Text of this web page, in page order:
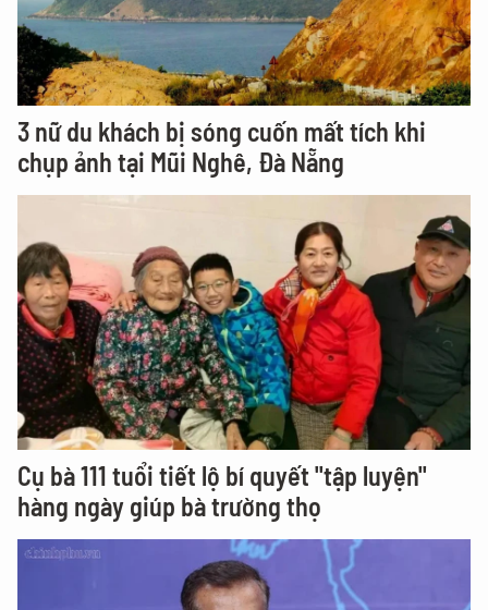
3 nữ du khách bị sóng cuốn mất tích khi
chụp ảnh tại Mũi Nghê, Đà Nẵng
Cụ bà 111 tuổi tiết lộ bí quyết "tập luyện"
hàng ngày giúp bà trường thọ